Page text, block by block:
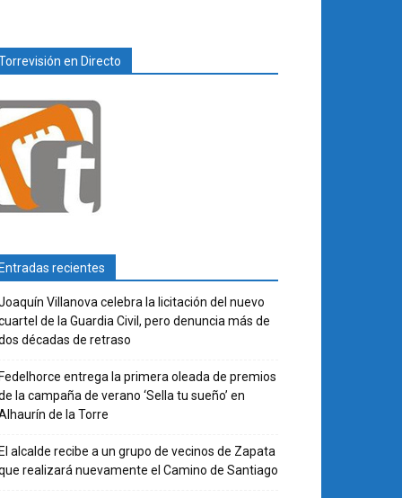
en Directo
recientes
Villanova celebra la licitación del nuevo
de la Guardia Civil, pero denuncia más de
décadas de retraso
entrega la primera oleada de premios
la campaña de verano ‘Sella tu sueño’ en
de la Torre
alcalde recibe a un grupo de vecinos de Zapata
realizará nuevamente el Camino de Santiago